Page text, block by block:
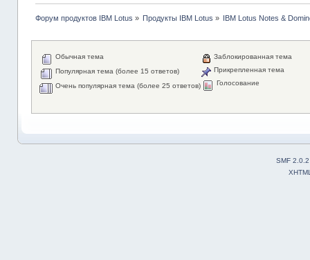
Форум продуктов IBM Lotus » Продукты IBM Lotus » IBM Lotus Notes &
Обычная тема
Популярная тема (более 15 ответов)
Очень популярная тема (более 25 ответов)
Заблокированная тема
Прикрепленная тема
Голосование
SMF 2.0.2